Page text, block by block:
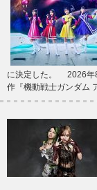
に決定した。 2026年
作『機動戦士ガンダム